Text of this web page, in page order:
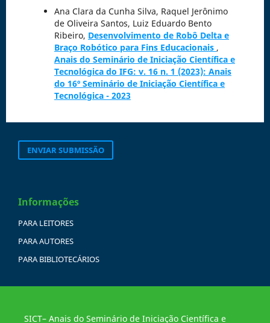
Ana Clara da Cunha Silva, Raquel Jerônimo
de Oliveira Santos, Luiz Eduardo Bento
Ribeiro, Desenvolvimento de Robô Delta e
Braço Robótico para Fins Educacionais ,
Anais do Seminário de Iniciação Científica e
Tecnológica do IFG: v. 16 n. 1 (2023): Anais
do 16º Seminário de Iniciação Científica e
Tecnológica - 2023
ENVIAR SUBMISSÃO
Informações
PARA LEITORES
PARA AUTORES
PARA BIBLIOTECÁRIOS
SICT– Anais do Seminário de Iniciação Científica e